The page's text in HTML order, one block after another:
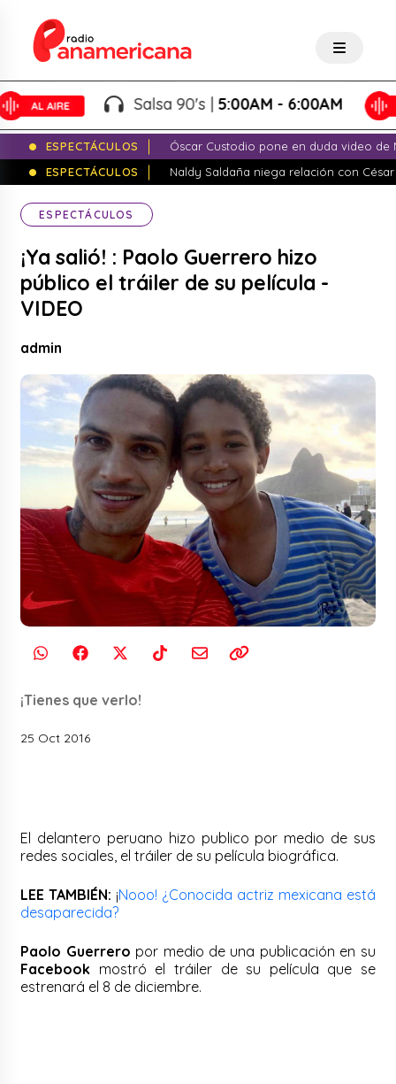
Salsa 90's |5:00AM - 6:00AM
ESPECTÁCULOS
Óscar Custodio pone en duda video de
ESPECTÁCULOS
Naldy Saldaña niega relación con
ESPECTÁCULOS
¡Ya salió! : Paolo Guerrero hizo
público el tráiler de su película -
VIDEO
admin
¡Tienes que verlo!
25 Oct 2016
El delantero peruano hizo publico por medio de sus
redes sociales, el tráiler de su película biográfica.
LEE TAMBIÉN: ¡Nooo! ¿Conocida actriz mexicana está
desaparecida?
Paolo Guerrero por medio de una publicación en su
Facebook mostró el tráiler de su película que se
estrenará el 8 de diciembre.